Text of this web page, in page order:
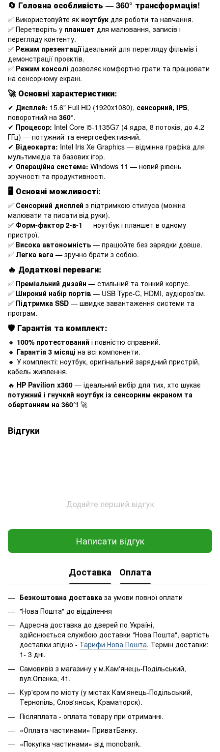
🔄 Головна особливість — 360° трансформація!
✅ Використовуйте як ноутбук для роботи та навчання.
✅ Перетворіть у планшет для малювання, записів і
перегляду контенту.
✅ Режим презентаціїідеальний для перегляду фільмів і
демонстрації проєктів.
✅ Режим консолі дозволяє комфортно грати та працювати
на сенсорному екрані.
🚀 Основні характеристики:
✔ Дисплей: 15.6" Full HD (1920x1080), сенсорний, IPS,
поворотний на 360°.
✔ Процесор: Intel Core i5-1135G7 (4 ядра, 8 потоків, до 4.2
ГГц) — потужний та енергоефективний.
✔ Відеокарта: Intel Iris Xe Graphics — відмінна графіка для
мультимедіа та базових ігор.
✔ Операційна система: Windows 11 — новий рівень
зручності та продуктивності.
🖥 Основні можливості:
✅ Сенсорний дисплей з підтримкою стилуса (можна
малювати та писати від руки).
✅ Форм-фактор 2-в-1 — ноутбук і планшет в одному
пристрої.
✅ Висока автономність — працюйте без зарядки довше.
✅ Легка вага — зручно брати з собою.
🔥 Додаткові переваги:
✅ Преміальний дизайн — стильний та тонкий корпус.
✅ Широкий набір портів — USB Type-C, HDMI, аудіороз’єм.
✅ Підтримка SSD — швидке завантаження системи та
програм.
🛡 Гарантія та комплект:
🔸 100% протестований і повністю справний.
🔸 Гарантія 3 місяці на всі компоненти.
🔸 У комплекті: ноутбук, оригінальний зарядний пристрій,
кабель живлення.
🔥 HP Pavilion x360 — ідеальний вибір для тих, хто шукає
потужний і гнучкий ноутбук із сенсорним екраном та
обертанням на 360°! 🚀
Відгуки
Додайте перший відгук
Написати відгук
Доставка Оплата
Безкоштовна доставка за умови повної оплати
"Нова Пошта" до відділення
Адресна доставка до дверей по Україні,
здійснюється службою доставки "Нова Пошта", вартість
доставки згідно - Тарифи Нова Пошта. Термін доставки:
1- 3 дні.
Самовивіз з магазину у м.Кам'янець-Подільський,
вул.Огієнка, 41.
Кур'єром по місту (у містах Кам'янець-Подільський,
Тернопіль, Слов'янськ, Краматорск).
Післяплата - оплата товару при отриманні.
«Оплата частинами» ПриватБанку.
«Покупка частинами» від monobank.